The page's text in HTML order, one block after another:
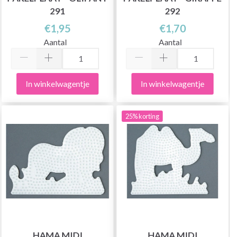
291
€1,95
Aantal
In winkelwagentje
292
€1,70
Aantal
In winkelwagentje
25% korting